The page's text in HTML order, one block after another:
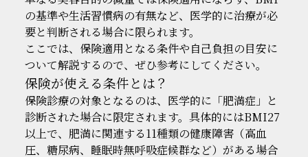
の基準や生活習慣病の有無など、医学的に治療が必
要と判断される場合に限られます。
ここでは、保険適用となる条件や自己負担の目安に
ついて解説するので、ぜひ参考にしてください。
保険が使える条件とは？
保険診療の対象となるのは、医学的に「肥満症」と
診断された場合に限定されます。具体的にはBMI27
以上で、肥満に関連する11種類の健康障害（高血
圧、糖尿病、睡眠時無呼吸症候群など）がある場合